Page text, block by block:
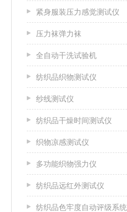
紧身服装压力感觉测试仪
压力袜弹力袜
全自动干洗试验机
纺织品织物测试仪
纱线测试仪
纺织品干燥时间测试仪
织物凉感测试仪
多功能织物强力仪
纺织品远红外测试仪
纺织品色牢度自动评级系统